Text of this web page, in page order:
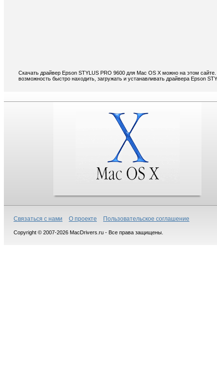
Скачать драйвер Epson STYLUS PRO 9600 для Mac OS X можно на этом
возможность быстро находить, загружать и устанавливать драйвера Epson
Связаться с нами О проекте Пользовательское соглашение
Copyright © 2007-2026 MacDrivers.ru - Все права защищены.